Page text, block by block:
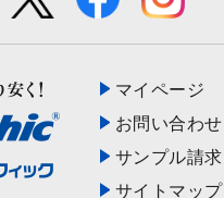
マイページ
お問い合わせ
サンプル請求
サイトマップ